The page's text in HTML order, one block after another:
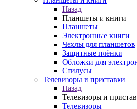
Назад
Планшеты и книги
Планшеты
Электронные книги
Чехлы для планшетов
Защитные плёнки
Обложки для
Стилусы
Телевизоры и приставки
Назад
Телевизоры и
Телевизоры